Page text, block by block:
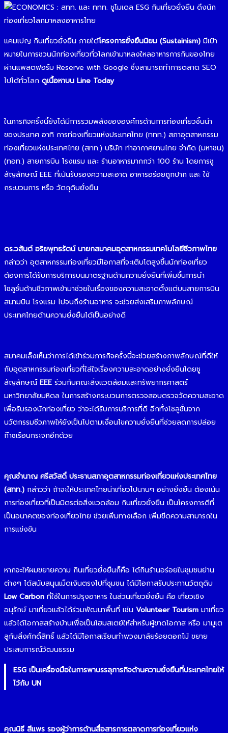
แคมเปญ กินเที่ยวยั่งยืน ภายใต้โครงการยั่งยืนนิยม (Sustainism) มีเป้า
หมายในการชวนนักท่องเที่ยวทั่วโลกเข้ามาหลงใหลอาหารการกินของไทย
ผ่านแพลตฟอร์ม Reserve with Google ซึ่งสามารถทำการตลาด SEO
ไปได้ทั่วโลก ดูเนื้อหาบน Line Today
ในภารกิจครั้งนี้ยังได้มีการรวมพลังขององค์กรด้านการท่องเที่ยวชั้นนำ
ของประเทศ อาทิ การท่องเที่ยวแห่งประเทศไทย (ททท.) สภาอุตสาหกรรม
ท่องเที่ยวแห่งประเทศไทย (สทท.) บริษัท ท่าอากาศยานไทย จำกัด (มหาชน)
(ทอท.) สายการบิน โรงแรม และ ร้านอาหารมากกว่า 100 ร้าน โดยการชู
สัญลักษณ์ EEE ที่เน้นรับรองความสะอาด อาหารอร่อยถูกปาก และ ใช้
กระบวนการ หรือ วัตถุดิบยั่งยืน
ดร.วสันต์ อริยพุทธรัตน์ นายกสมาคมอุตสาหกรรมเทคโนโลยีชีวภาพไทย
กล่าวว่า อุตสาหกรรมท่องเที่ยวมีโอกาสที่จะเติบโตสูงขึ้นนักท่องเที่ยว
ต้องการได้รับการบริการบนมาตรฐานด้านความยั่งยืนที่เพิ่มขึ้นการนำ
โซลูชั่นด้านชีวภาพเข้ามาช่วยในเรื่องของความสะอาดตั้งแต่บนสายการบิน
สนามบิน โรงแรม ไปจนถึงร้านอาหาร จะช่วยส่งเสริมภาพลักษณ์
ประเทศไทยด้านความยั่งยืนได้เป็นอย่างดี
สมาคมเล็งเห็นว่าการได้เข้าร่วมภารกิจครั้งนี้จะช่วยสร้างภาพลักษณ์ที่ดีให้
กับอุตสาหกรรมท่องเที่ยวที่ใส่ใจเรื่องความสะอาดอย่างยั่งยืนโดยชู
สัญลักษณ์EEE ร่วมกับคณะสิ่งแวดล้อมและทรัพยากรศาสตร์
มหาวิทยาลัยมหิดล ในการสร้างกระบวนการตรวจสอบตรวจวัดความสะอาด
เพื่อรับรองนักท่องเที่ยว ว่าจะได้รับการบริการที่ดี อีกทั้งโซลูชั่นจาก
นวัตกรรมชีวภาพให้ยังเป็นไปตามเงื่อนไขความยั่งยืนที่ช่วยลดการปล่อย
ก๊าซเรือนกระจกอีกด้วย
คุณชำนาญ ศรีสวัสดิ์ ประธานสภาอุตสาหกรรมท่องเที่ยวแห่งประเทศไทย
(สทท.) กล่าวว่า ถ้าจะให้ประเทศไทยน่าเที่ยวไปนานๆ อย่างยั่งยืน ต้องเน้น
การท่องเที่ยวที่เป็นมิตรต่อสิ่งแวดล้อม กินเที่ยวยั่งยืน เป็นโครงการดีที่
เป็นอนาคตของท่องเที่ยวไทย ช่วยเพิ่มทางเลือก เพิ่มขีดความสามารถใน
การแข่งขัน
หากจะให้ผมขยายความ กินเที่ยวยั่งยืนก็คือ ได้กินร้านอร่อยในชุมชนย่าน
ต่างๆ ได้สนับสนุนเม็ดเงินตรงไปที่ชุมชน ได้มีโอกาสรับประทานวัตถุดิบ
Low Carbon ที่ใช้ในการปรุงอาหาร ในส่วนเที่ยวยั่งยืน คือ เที่ยวเชิง
อนุรักษ์ มาเที่ยวแล้วได้ร่วมพัฒนาพื้นที่ เช่น Volunteer Tourism มาเที่ยว
แล้วได้โอกาสสร้างบ้านเพื่อเป็นโฮมสเตย์ให้สำหรับผู้ขาดโอกาส หรือ มามูเต
ลูกับสิ่งศักดิ์สิทธิ์ แล้วได้มีโอกาสเรียนทำพวงมาลัยร้อยดอกไม้ ขยาย
ประสบการณ์วัฒนธรรม
ESG เป็นเครื่องมือในการพาบรรลุภารกิจด้านความยั่งยืนที่ประเทศไทยให้
ไว้กับ UN
คุณนิธี สีแพร รองผู้ว่าการด้านสื่อสารการตลาดการท่องเที่ยวแห่ง